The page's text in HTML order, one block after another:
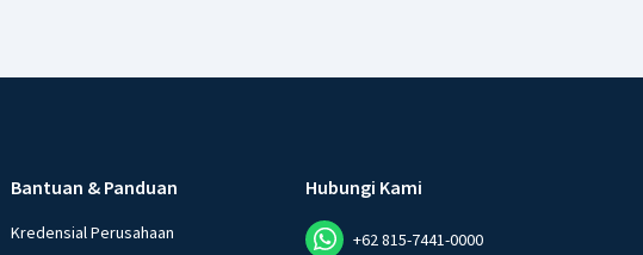
Bantuan & Panduan
Kredensial Perusahaan
Hubungi Kami
+62 815-7441-0000